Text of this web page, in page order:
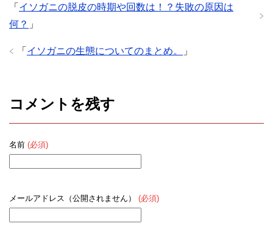
「 イソガニの脱皮の時期や回数は！？失敗の原因は
何？ 」
「 イソガニの生態についてのまとめ。 」
コメントを残す
名前 (必須)
メールアドレス（公開されません） (必須)